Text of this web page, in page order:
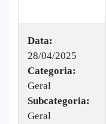
Data:
28/04/2025
Categoria:
Geral
Subcategoria:
Geral